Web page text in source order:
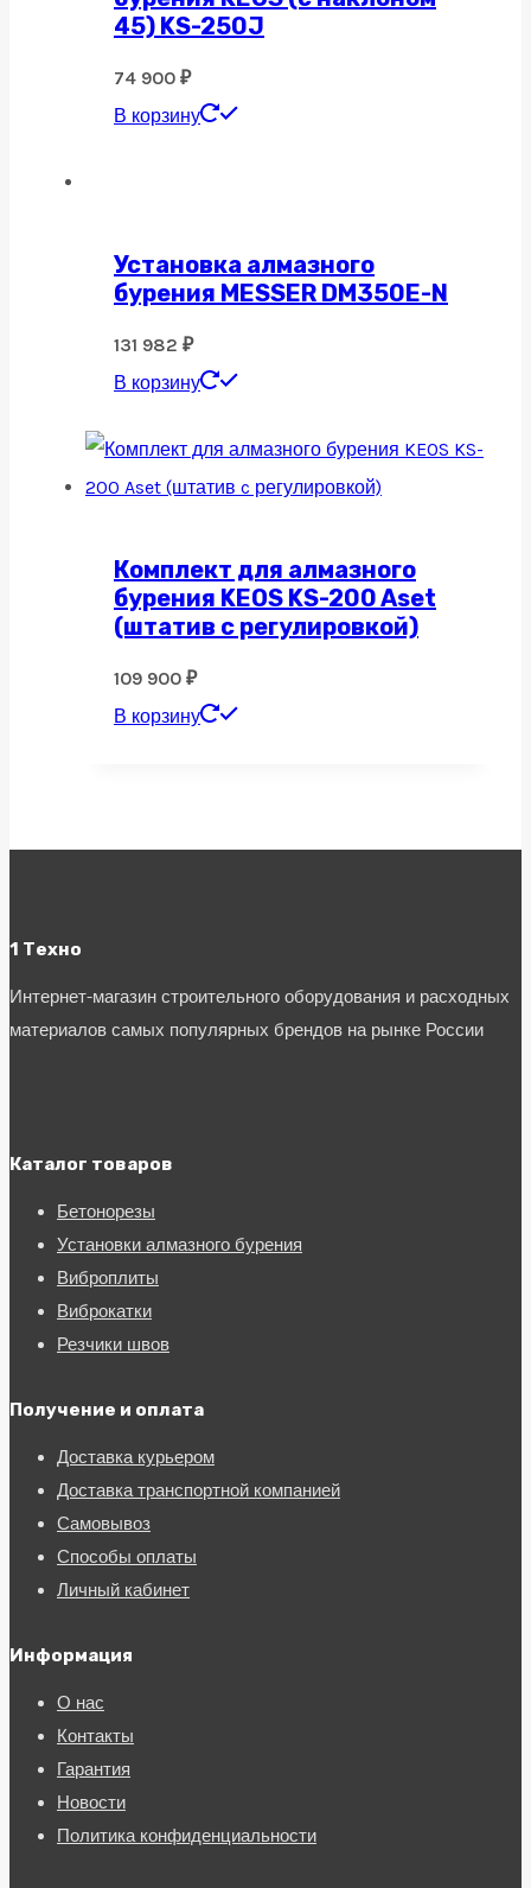
45) KS-250J
74 900 ₽
В корзину
Установка алмазного
бурения MESSER DM350Е-N
131 982 ₽
В корзину
Комплект для алмазного
бурения KEOS KS-200 Aset
(штатив c регулировкой)
109 900 ₽
В корзину
1 Техно
Интернет-магазин строительного оборудования и расходных
материалов самых популярных брендов на рынке России
Каталог товаров
Бетонорезы
Установки алмазного бурения
Виброплиты
Виброкатки
Резчики швов
Получение и оплата
Доставка курьером
Доставка транспортной компанией
Самовывоз
Способы оплаты
Личный кабинет
Информация
О нас
Контакты
Гарантия
Новости
Политика конфиденциальности